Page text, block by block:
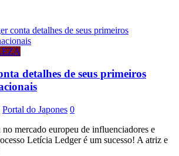
detalhes de seus primeiros
Portal do Japones 0
mercado europeu de influenciadores e
Letícia Ledger é um sucesso! A atriz e